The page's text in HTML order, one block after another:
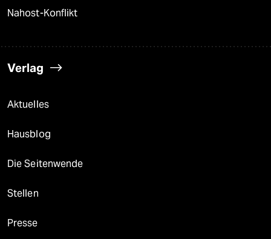
Nahost-Konflikt
Verlag
Aktuelles
Hausblog
Die Seitenwende
Stellen
Presse